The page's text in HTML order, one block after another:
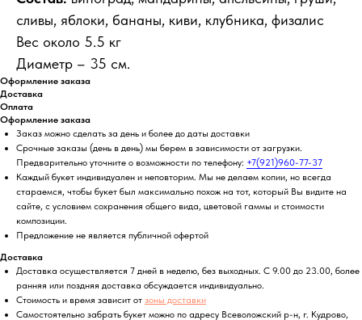
сливы, яблоки, бананы, киви, клубника, физалис
Вес около 5.5 кг
Диаметр – 35 см.
Оформление заказа
Доставка
Оплата
Оформление заказа
Заказ можно сделать за день и более до даты доставки
Срочные заказы (день в день) мы берем в зависимости от загрузки.
Предварительно уточните о возможности по телефону: +7(921)960-77-37
Каждый букет индивидуален и неповторим. Мы не делаем копии, но всегда
стараемся, чтобы букет был максимально похож на тот, который Вы видите на
сайте, с условием сохранения общего вида, цветовой гаммы и стоимости
композиции.
Предложение не является публичной офертой
Доставка
Доставка осуществляется 7 дней в неделю, без выходных. С 9.00 до 23.00, более
ранняя или поздняя доставка обсуждается индивидуально.
Стоимость и время зависит от зоны доставки
Самостоятельно забрать букет можно по адресу Всеволожский р-н, г. Кудрово,